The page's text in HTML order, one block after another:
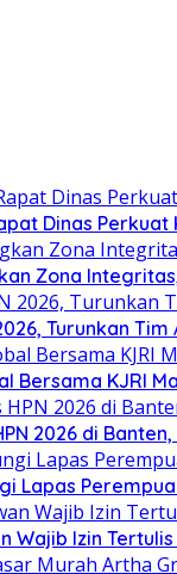
Dinas
Zona
Turunkan Tim
Bersama KJRI
2026 di
Lapas
Wajib Izin